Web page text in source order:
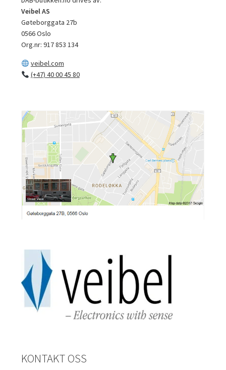
Veibel AS
Gøteborggata 27b
0566 Oslo
Org.nr: 917 853 134
veibel.com
(+47) 40 00 45 80
KONTAKT OSS